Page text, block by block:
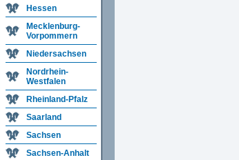
Hessen
Mecklenburg-
Vorpommern
Niedersachsen
Nordrhein-
Westfalen
Rheinland-Pfalz
Saarland
Sachsen
Sachsen-Anhalt